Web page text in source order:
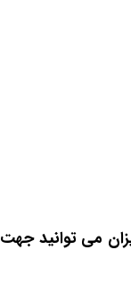
می توانید جهت